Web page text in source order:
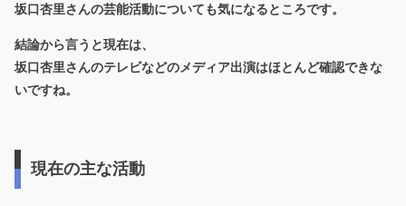
坂口杏里さんの芸能活動についても気になるところです。
結論から言うと現在は、
坂口杏里さんのテレビなどのメディア出演はほとんど確認できな
いですね。
現在の主な活動